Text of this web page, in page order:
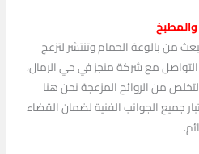
والمطبخ
من بالوعة الحمام وتنتشر لتزعج
التواصل مع شركة منجز في حي الرمال،
من الروائح المزعجة نحن هنا
جميع الجوانب الفنية لضمان القضاء